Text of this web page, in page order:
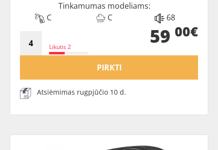
Tinkamumas modeliams:
C
C 68
Likutis 2 59 00€
PIRKTI
Atsiėmimas rugpjūčio 10 d.